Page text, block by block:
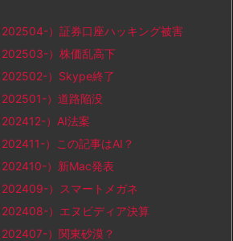
）証券口座ハッキング被害
）株価乱高下
）Skype終了
）道路陥没
）AI法案
）この記事はAI？
）新Mac発表
）スマートメガネ
）エヌビディア決算
）関東砂漠？